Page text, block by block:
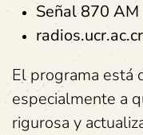
Señal 870 AM
radios.ucr.ac.cr
El programa está
especialmente a
rigurosa y